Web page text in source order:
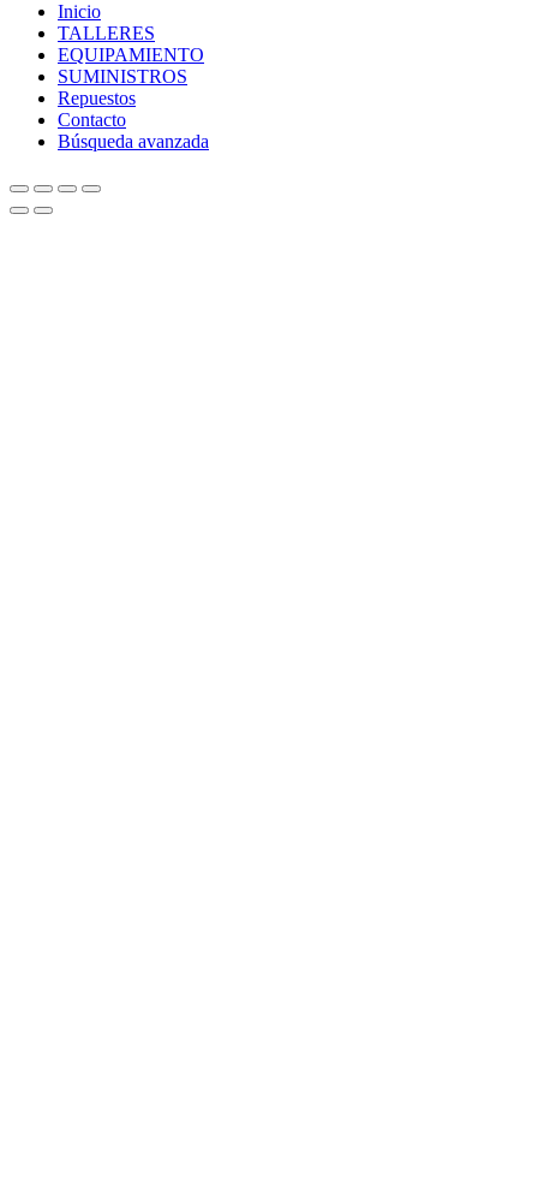
Inicio
TALLERES
EQUIPAMIENTO
SUMINISTROS
Repuestos
Contacto
Búsqueda avanzada